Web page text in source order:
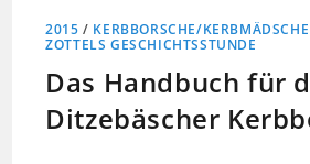
2015 / KERBBORSCHE/
ZOTTELS GESCHICHTSSTUNDE
Das Handbuch für
Ditzebäscher